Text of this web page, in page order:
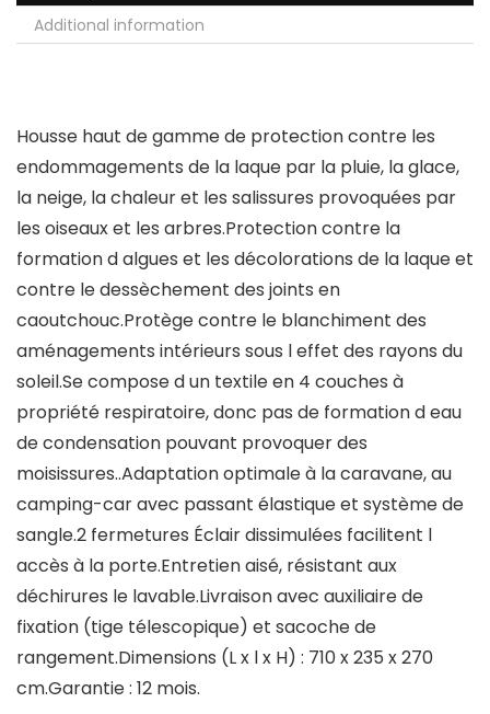
Additional information
Housse haut de gamme de protection contre les
endommagements de la laque par la pluie, la glace,
la neige, la chaleur et les salissures provoquées par
les oiseaux et les arbres.Protection contre la
formation d algues et les décolorations de la laque et
contre le dessèchement des joints en
caoutchouc.Protège contre le blanchiment des
aménagements intérieurs sous l effet des rayons du
soleil.Se compose d un textile en 4 couches à
propriété respiratoire, donc pas de formation d eau
de condensation pouvant provoquer des
moisissures..Adaptation optimale à la caravane, au
camping-car avec passant élastique et système de
sangle.2 fermetures Éclair dissimulées facilitent l
accès à la porte.Entretien aisé, résistant aux
déchirures le lavable.Livraison avec auxiliaire de
fixation (tige télescopique) et sacoche de
rangement.Dimensions (L x l x H) : 710 x 235 x 270
cm.Garantie : 12 mois.